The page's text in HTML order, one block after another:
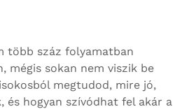
több száz folyamatban
mégis sokan nem viszik be
megtudod, mire jó,
és hogyan szívódhat fel akár a